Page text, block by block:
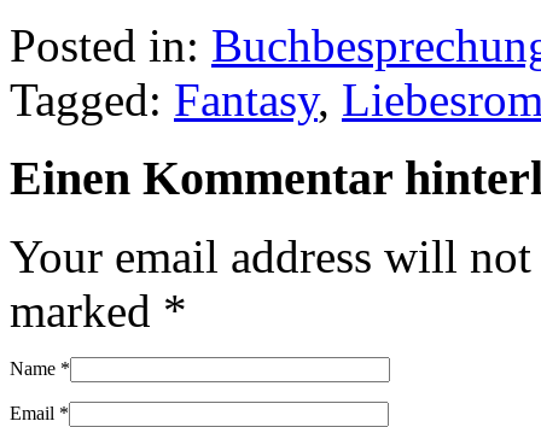
Posted in:
Tagged: Fantasy,
Einen Kommentar
Your email address will
marked *
Name *
Email *